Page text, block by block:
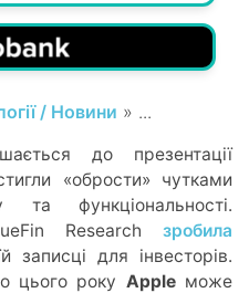
/ Новини » ...
до презентації
«обрости» чутками
функціональності.
Research зробила
записці для інвесторів.
цього року Appleможе